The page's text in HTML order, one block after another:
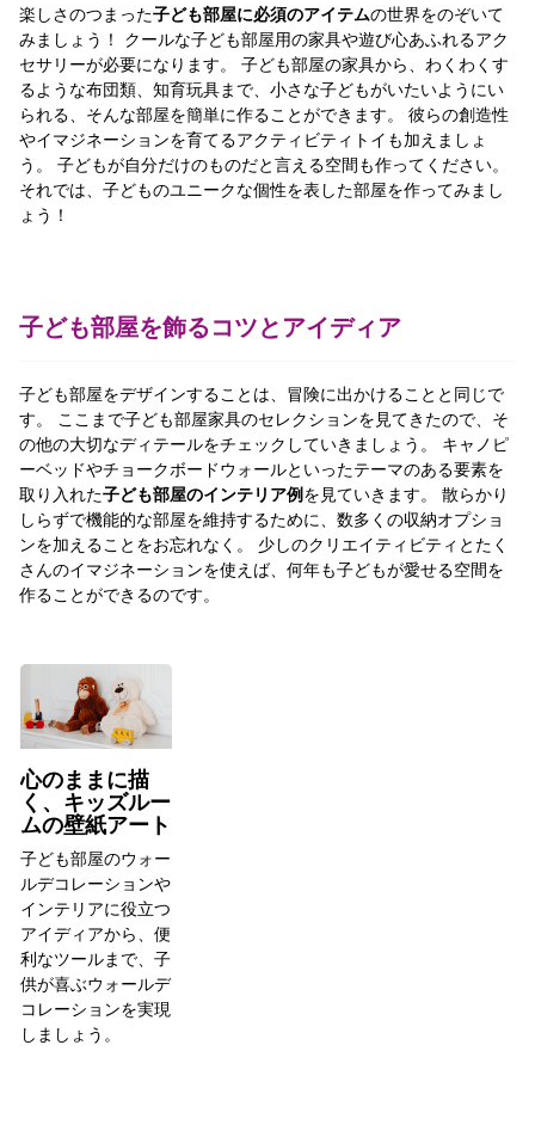
楽しさのつまった子ども部屋に必須のアイテムの世界をのぞいて
みましょう！ クールな子ども部屋用の家具や遊び心あふれるアク
セサリーが必要になります。 子ども部屋の家具から、わくわくす
るような布団類、知育玩具まで、小さな子どもがいたいようにい
られる、そんな部屋を簡単に作ることができます。 彼らの創造性
やイマジネーションを育てるアクティビティトイも加えましょ
う。 子どもが自分だけのものだと言える空間も作ってください。
それでは、子どものユニークな個性を表した部屋を作ってみまし
ょう！
子ども部屋を飾るコツとアイディア
子ども部屋をデザインすることは、冒険に出かけることと同じで
す。 ここまで子ども部屋家具のセレクションを見てきたので、そ
の他の大切なディテールをチェックしていきましょう。 キャノピ
ーベッドやチョークボードウォールといったテーマのある要素を
取り入れた子ども部屋のインテリア例を見ていきます。 散らかり
しらずで機能的な部屋を維持するために、数多くの収納オプショ
ンを加えることをお忘れなく。 少しのクリエイティビティとたく
さんのイマジネーションを使えば、何年も子どもが愛せる空間を
作ることができるのです。
心のままに描
く、キッズルー
ムの壁紙アート
子ども部屋のウォー
ルデコレーションや
インテリアに役立つ
アイディアから、便
利なツールまで、子
供が喜ぶウォールデ
コレーションを実現
しましょう。